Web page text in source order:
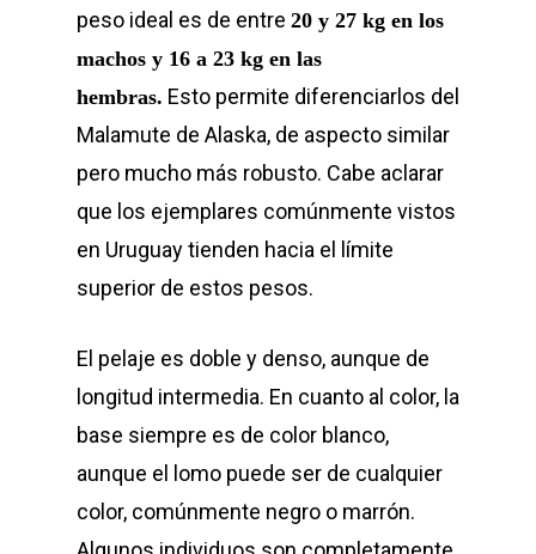
peso ideal es de entre 20 y 27 kg en los
machos y 16 a 23 kg en las
hembras. Esto permite diferenciarlos del
Malamute de Alaska, de aspecto similar
pero mucho más robusto. Cabe aclarar
que los ejemplares comúnmente vistos
en Uruguay tienden hacia el límite
superior de estos pesos.
El pelaje es doble y denso, aunque de
longitud intermedia. En cuanto al color, la
base siempre es de color blanco,
aunque el lomo puede ser de cualquier
color, comúnmente negro o marrón.